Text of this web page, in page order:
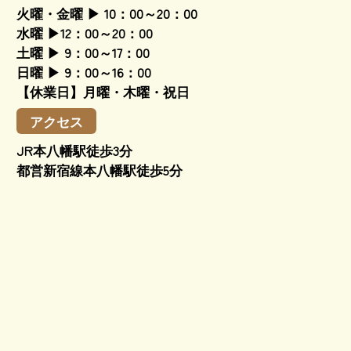
火曜・金曜 ▶ 10：00～20：00
水曜 ▶12：00～20：00
土曜 ▶ 9：00～17：00
日曜 ▶ 9：00～16：00
【休業日】月曜・木曜・祝日
アクセス
JR本八幡駅徒歩3分
都営新宿線本八幡駅徒歩5分